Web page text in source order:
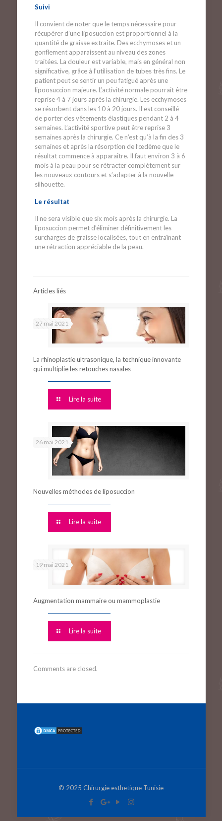
Suivi
Il convient de noter que le temps nécessaire pour
récupérer d’une liposuccion est proportionnel à la
quantité de graisse extraite. Des ecchymoses et un
gonflement apparaissent au niveau des zones
traitées. La douleur est variable, mais en général non
significative, grâce à l’utilisation de tubes très fins. Le
patient peut se sentir un peu fatigué après une
lipoosuccion majeure. L’activité normale pourrait être
reprise 4 à 7 jours après la chirurgie. Les ecchymoses
se résorbent dans les 10 à 20 jours. Il est conseillé
de porter des vêtements élastiques pendant 2 à 4
semaines. L’activité sportive peut être reprise 3
semaines après la chirurgie. Ce n’est qu’à la fin des 3
semaines et après la résorption de l’œdème que le
résultat commence à apparaître. Il faut environ 3 à 6
mois à la peau pour se rétracter complètement sur
les nouveaux contours et s’adapter à la nouvelle
silhouette.
Le résultat
Il ne sera visible que six mois après la chirurgie. La
liposuccion permet d’éliminer définitivement les
surcharges de graisse localisées, tout en entraînant
une rétraction appréciable de la peau.
Articles liés
27 mai 2021
La rhinoplastie ultrasonique, la technique innovante
qui multiplie les retouches nasales
Lire la suite
26 mai 2021
Nouvelles méthodes de liposuccion
Lire la suite
19 mai 2021
Augmentation mammaire ou mammoplastie
Lire la suite
Comments are closed.
© 2025 Chirurgie esthetique Tunisie